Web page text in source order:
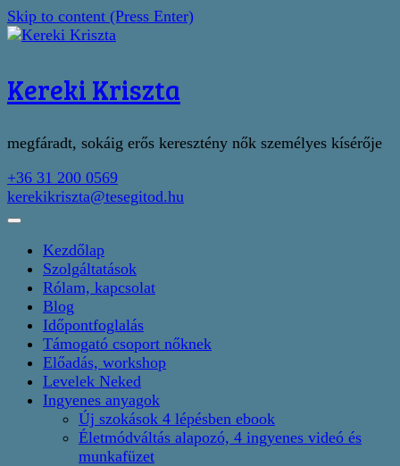
Skip to content (Press Enter)
Kereki Kriszta
megfáradt, sokáig erős keresztény nők személyes kísérője
+36 31 200 0569
kerekikriszta@tesegitod.hu
Kezdőlap
Szolgáltatások
Rólam, kapcsolat
Blog
Időpontfoglalás
Támogató csoport nőknek
Előadás, workshop
Levelek Neked
Ingyenes anyagok
Új szokások 4 lépésben ebook
Életmódváltás alapozó, 4 ingyenes videó és
munkafüzet